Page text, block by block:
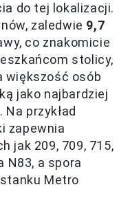
do tej lokalizacji.
zaledwie 9,7
co znakomicie
stolicy,
większość osób
jako najbardziej
przykład
zapewnia
jak 209, 709, 715,
N83, a spora
Metro